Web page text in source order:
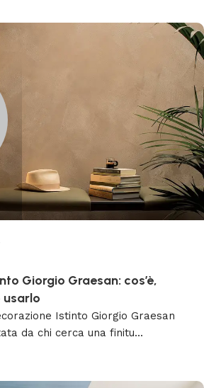
Giorgio Graesan: cos’è,
Istinto Giorgio Graesan
da chi cerca una finitu...